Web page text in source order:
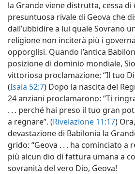
la Grande viene distrutta, cessa di
presuntuosa rivale di Geova che
dall’ubbidire a lui quale Sovrano
religione non inciterà più i
opporglisi. Quando l’antica
posizione di dominio mondiale,
vittoriosa proclamazione: “Il tuo
(Isaia 52:7) Dopo la nascita del
24 anziani proclamarono: “Ti
. . . perché hai preso il tuo gran
a regnare”. (Rivelazione 11:17)
devastazione di Babilonia la
grido: “Geova . . . ha cominciato a
più alcun dio di fattura umana a
sovranità del vero Dio, Geova!